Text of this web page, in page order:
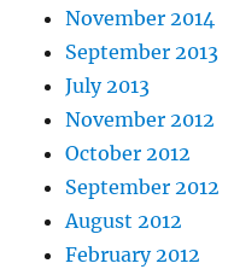
November 2014
September 2013
July 2013
November 2012
October 2012
September 2012
August 2012
February 2012